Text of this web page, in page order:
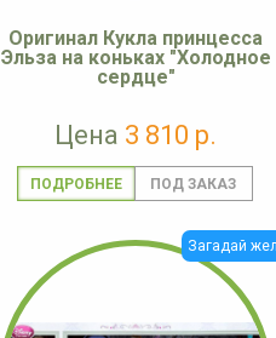
Оригинал Кукла принцесса
Эльза на коньках "Холодное
сердце"
Цена 3 810 р.
ПОДРОБНЕЕ
Загадай